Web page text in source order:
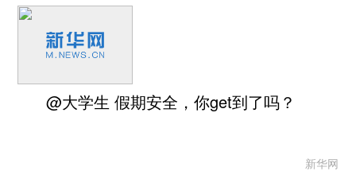
@大学生 假期安全，你get到了吗？
新华网